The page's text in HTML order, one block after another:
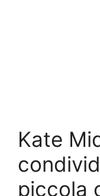
Kate
piccola